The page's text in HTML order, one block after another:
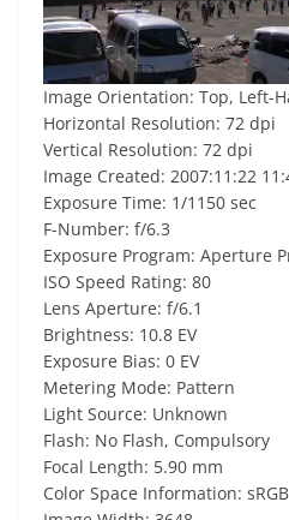
Image Orientation: Top, Left-
Horizontal Resolution: 72 dpi
Vertical Resolution: 72 dpi
Image Created: 2007:11:22
Exposure Time: 1/1150 sec
F-Number: f/6.3
Exposure Program: Aperture
ISO Speed Rating: 80
Lens Aperture: f/6.1
Brightness: 10.8 EV
Exposure Bias: 0 EV
Metering Mode: Pattern
Light Source: Unknown
Flash: No Flash, Compulsory
Focal Length: 5.90 mm
Color Space Information: sRGB